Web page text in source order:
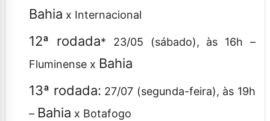
Bahia x Internacional
12ª rodada* 23/05 (sábado), às 16h –
Fluminense x Bahia
13ª rodada: 27/07 (segunda-feira), às 19h
– Bahia x Botafogo